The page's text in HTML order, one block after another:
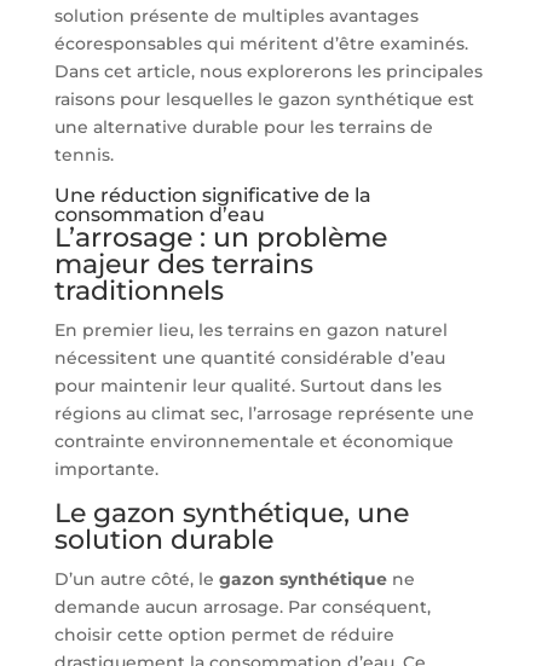
solution présente de multiples avantages
écoresponsables qui méritent d’être examinés.
Dans cet article, nous explorerons les principales
raisons pour lesquelles le gazon synthétique est
une alternative durable pour les terrains de
tennis.
Une réduction significative de la
consommation d’eau
L’arrosage : un problème
majeur des terrains
traditionnels
En premier lieu, les terrains en gazon naturel
nécessitent une quantité considérable d’eau
pour maintenir leur qualité. Surtout dans les
régions au climat sec, l’arrosage représente une
contrainte environnementale et économique
importante.
Le gazon synthétique, une
solution durable
D’un autre côté, le gazon synthétiquene
demande aucun arrosage. Par conséquent,
choisir cette option permet de réduire